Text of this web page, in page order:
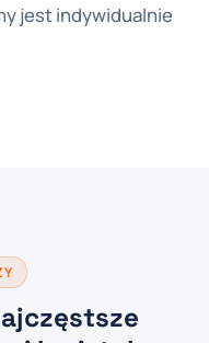
jest indywidualnie